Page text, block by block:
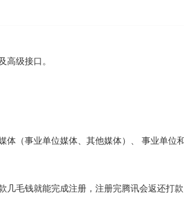
高级接口。
体（事业单位媒体、其他媒体）、 事业单位
几毛钱就能完成注册，注册完腾讯会返还打款